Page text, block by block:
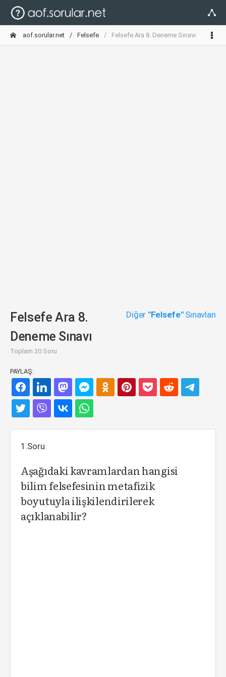
aof.sorular.net Felsefe Felsefe Ara 8. Deneme Sınavı
Felsefe Ara 8.
Deneme Sınavı
Toplam 20 Soru
Diğer "Felsefe"Sınavları
PAYLAŞ:
1.Soru
Aşağıdaki kavramlardan hangisi
bilim felsefesinin metafizik
boyutuyla ilişkilendirilerek
açıklanabilir?